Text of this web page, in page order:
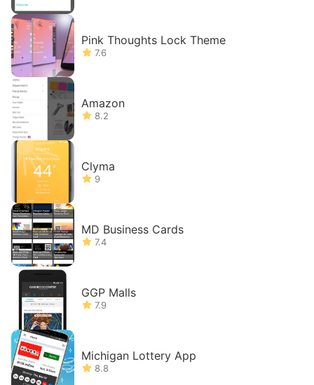
Pink Thoughts Lock Theme
7.6
Amazon
8.2
Clyma
9
MD Business Cards
7.4
GGP Malls
7.9
Michigan Lottery App
8.8